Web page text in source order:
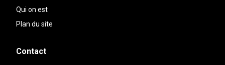
Qui on est
Plan du site
Contact